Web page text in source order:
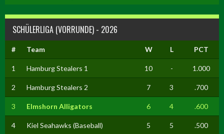
SCHÜLERLIGA (VORRUNDE) - 2026
# Team W L PCT
1 Hamburg Stealers 1 10 - 1.000
2 Hamburg Stealers 2 7 3 .700
3 Elmshorn Alligators 6 4 .600
4 Kiel Seahawks (Baseball) 5 5 .500